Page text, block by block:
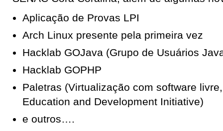
Aplicação de Provas LPI
Arch Linux presente pela primeira vez
Hacklab GOJava (Grupo de Usuários
Hacklab GOPHP
Paletras (Virtualização com software
Education and Development Initiative)
e outros….